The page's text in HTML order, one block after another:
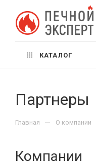
КАТАЛОГ
Партнеры
Главная — О компании
Компании